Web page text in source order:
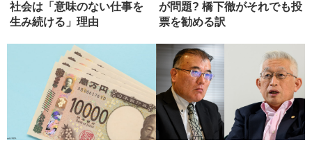
社会は「意味のない仕事を
生み続ける」理由
が問題? 橋下徹がそれでも投
票を勧める訳